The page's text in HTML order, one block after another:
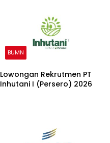
BUMN
Lowongan Rekrutmen PT
Inhutani I (Persero) 2026